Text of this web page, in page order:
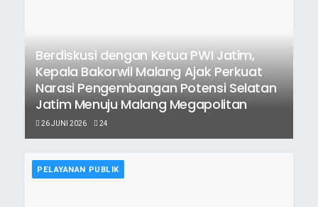
Berdiskusi dengan Ketua PWI Jatim,
Kepala Bakorwil Malang Ajak Perkuat
Narasi Pengembangan Potensi Selatan
Jatim Menuju Malang Megapolitan
26 JUNI 2026 24
PELAYANAN PUBLIK